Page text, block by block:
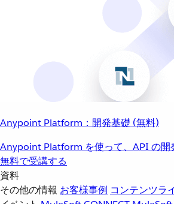
Anypoint Platform：開発基礎 (無料)
Anypoint Platform を使って、API の開
無料で受講する
資料
その他の情報 お客様事例 コンテンツラ